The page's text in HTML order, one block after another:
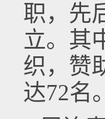
职，先
立。其
织，赞
达72名。